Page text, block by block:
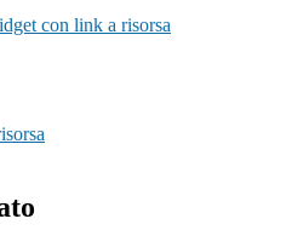
con link a risorsa